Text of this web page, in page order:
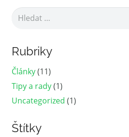
Vyhledávání
Rubriky
Články(11)
Tipy a rady(1)
Uncategorized (1)
Štítky